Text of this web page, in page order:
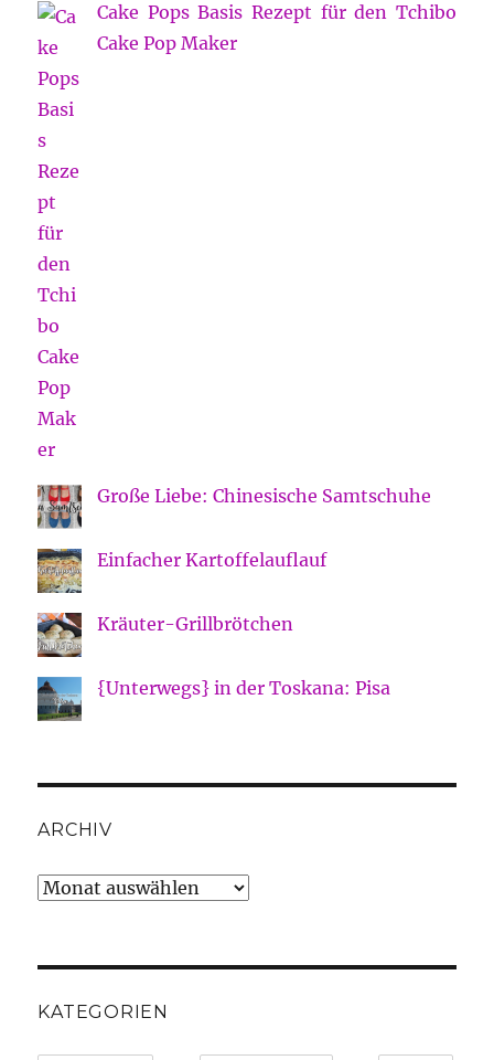
Cake Pops Basis Rezept für den Tchibo
Cake Pop Maker
Große Liebe: Chinesische Samtschuhe
Einfacher Kartoffelauflauf
Kräuter-Grillbrötchen
{Unterwegs} in der Toskana: Pisa
ARCHIV
Archiv
KATEGORIEN